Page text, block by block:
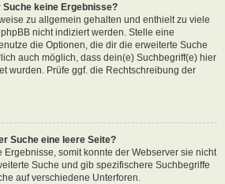
keine Ergebnisse?
zu allgemein gehalten und enthielt zu viele
nicht indiziert werden. Stelle eine
die Optionen, die dir die erweiterte Suche
auch möglich, dass dein(e) Suchbegriff(e) hier
wurden. Prüfe ggf. die Rechtschreibung der
Suche eine leere Seite?
Ergebnisse, somit konnte der Webserver sie nicht
Suche und gib spezifischere Suchbegriffe
auf verschiedene Unterforen.